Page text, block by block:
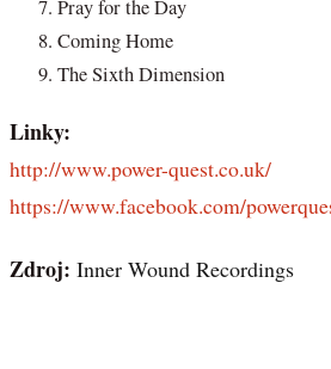
Pray for the Day
Coming Home
The Sixth Dimension
Linky:
http://www.power-quest.co.uk/
https://www.facebook.com/
Zdroj: Inner Wound Recordings